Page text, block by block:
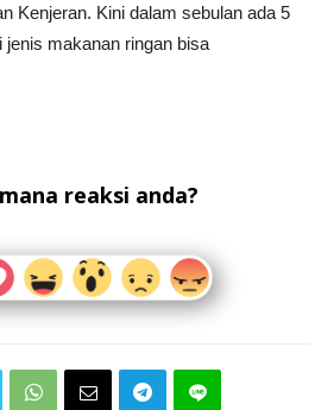
Kenjeran. Kini dalam sebulan ada 5
jenis makanan ringan bisa
reaksi anda?